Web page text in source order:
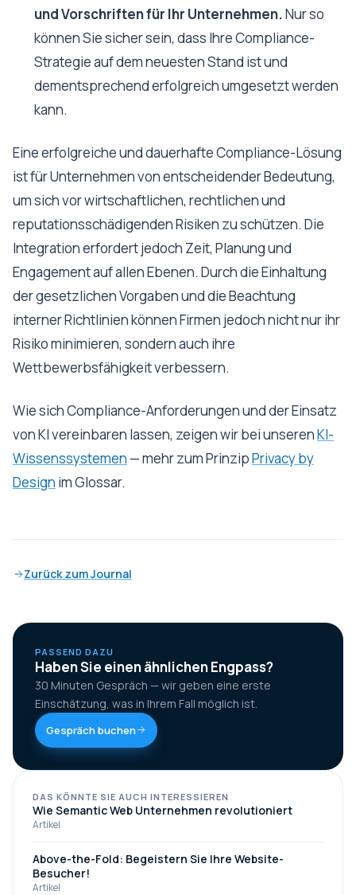
und Vorschriften für Ihr Unternehmen.Nur so
können Sie sicher sein, dass Ihre Compliance-
Strategie auf dem neuesten Stand ist und
dementsprechend erfolgreich umgesetzt werden
kann.
Eine erfolgreiche und dauerhafte Compliance-Lösung
ist für Unternehmen von entscheidender Bedeutung,
um sich vor wirtschaftlichen, rechtlichen und
reputationsschädigenden Risiken zu schützen. Die
Integration erfordert jedoch Zeit, Planung und
Engagement auf allen Ebenen. Durch die Einhaltung
der gesetzlichen Vorgaben und die Beachtung
interner Richtlinien können Firmen jedoch nicht nur ihr
Risiko minimieren, sondern auch ihre
Wettbewerbsfähigkeit verbessern.
Wie sich Compliance-Anforderungen und der Einsatz
von KI vereinbaren lassen, zeigen wir bei unserenKI-
Wissenssystemen — mehr zum PrinzipPrivacy by
Design im Glossar.
Zurück zum Journal
PASSEND DAZU
Haben Sie einen ähnlichen Engpass?
30 Minuten Gespräch — wir geben eine erste
Einschätzung, was in Ihrem Fall möglich ist.
Gespräch buchen
DAS KÖNNTE SIE AUCH INTERESSIEREN
Wie Semantic Web Unternehmen revolutioniert
Artikel
Above-the-Fold: Begeistern Sie Ihre Website-
Besucher!
Artikel